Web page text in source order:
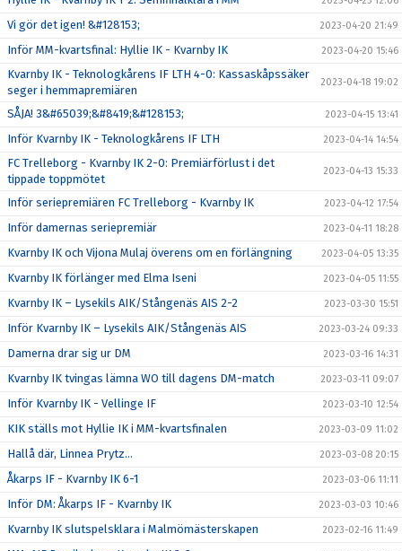
Vi gör det igen! &#128153; 2023-04-20 21:49
Inför MM-kvartsfinal: Hyllie IK - Kvarnby IK 2023-04-20 15:46
Kvarnby IK - Teknologkårens IF LTH 4-0: Kassaskåpssäker
seger i hemmapremiären
2023-04-18 19:02
SÅJA! 3&#65039;&#8419;&#128153; 2023-04-15 13:41
Inför Kvarnby IK - Teknologkårens IF LTH 2023-04-14 14:54
FC Trelleborg - Kvarnby IK 2-0: Premiärförlust i det
tippade toppmötet
2023-04-13 15:33
Inför seriepremiären FC Trelleborg - Kvarnby IK 2023-04-12 17:54
Inför damernas seriepremiär 2023-04-11 18:28
Kvarnby IK och Vijona Mulaj överens om en förlängning 2023-04-05 13:35
Kvarnby IK förlänger med Elma Iseni 2023-04-05 11:55
Kvarnby IK – Lysekils AIK/Stångenäs AIS 2-2 2023-03-30 15:51
Inför Kvarnby IK – Lysekils AIK/Stångenäs AIS 2023-03-24 09:33
Damerna drar sig ur DM 2023-03-16 14:31
Kvarnby IK tvingas lämna WO till dagens DM-match 2023-03-11 09:07
Inför Kvarnby IK - Vellinge IF 2023-03-10 12:54
KIK ställs mot Hyllie IK i MM-kvartsfinalen 2023-03-09 11:02
Hallå där, Linnea Prytz... 2023-03-08 20:15
Åkarps IF - Kvarnby IK 6-1 2023-03-06 11:11
Inför DM: Åkarps IF - Kvarnby IK 2023-03-03 10:46
Kvarnby IK slutspelsklara i Malmömästerskapen 2023-02-16 11:49